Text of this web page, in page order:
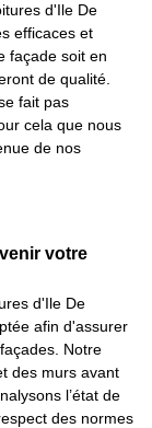
d'Ile De
efficaces et
façade soit en
de qualité.
fait pas
cela que nous
de nos
votre
d'Ile De
afin d'assurer
Notre
des murs avant
l’état de
des normes